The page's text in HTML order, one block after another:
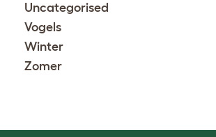
Uncategorised
Vogels
Winter
Zomer